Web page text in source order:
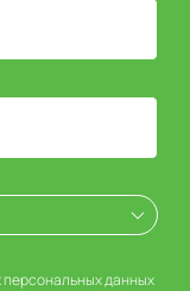
данных